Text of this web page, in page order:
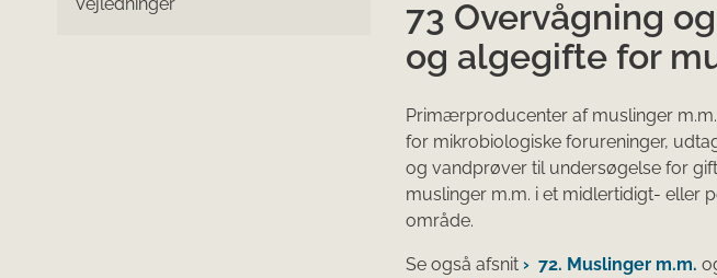
73 Overvågning
og algegifte for
Primærproducenter af muslinger
for mikrobiologiske forureninger,
og vandprøver til undersøgelse for
muslinger m.m. i et midlertidigt- eller
område.
Se også afsnit 72. Muslinger m.m.